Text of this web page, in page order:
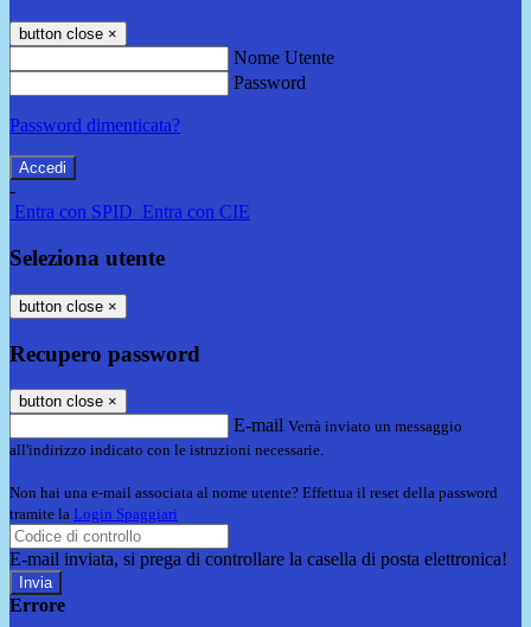
button close ×
Nome Utente
Password
Password dimenticata?
-
Entra con SPID Entra con CIE
Seleziona utente
button close ×
Recupero password
button close ×
E-mail Verrà inviato un messaggio
all'indirizzo indicato con le istruzioni necessarie.
Non hai una e-mail associata al nome utente? Effettua il reset della password
tramite la Login Spaggiari
E-mail inviata, si prega di controllare la casella di posta elettronica!
Errore